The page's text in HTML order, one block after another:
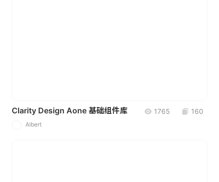
Clarity Design Aone 基础组件库 1765 160
Albert